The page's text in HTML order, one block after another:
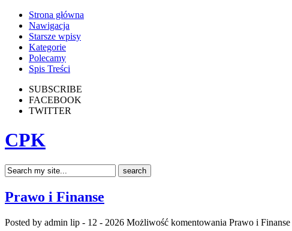
Strona główna
Nawigacja
Starsze wpisy
Kategorie
Polecamy
Spis Treści
SUBSCRIBE
FACEBOOK
TWITTER
CPK
Prawo i Finanse
Posted by admin lip - 12 - 2026 Możliwość komentowania Prawo i Finanse